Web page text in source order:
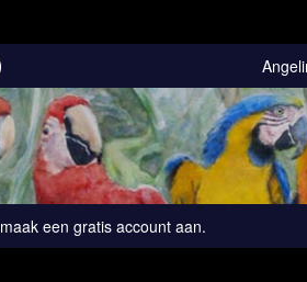
maak een gratis account aan.